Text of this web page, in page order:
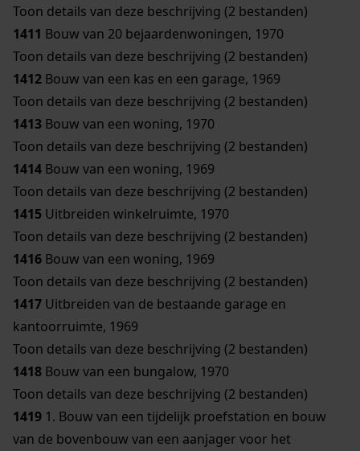
Toon details van deze beschrijving (2 bestanden)
1411 Bouw van 20 bejaardenwoningen, 1970
Toon details van deze beschrijving (2 bestanden)
1412 Bouw van een kas en een garage, 1969
Toon details van deze beschrijving (2 bestanden)
1413 Bouw van een woning, 1970
Toon details van deze beschrijving (2 bestanden)
1414 Bouw van een woning, 1969
Toon details van deze beschrijving (2 bestanden)
1415 Uitbreiden winkelruimte, 1970
Toon details van deze beschrijving (2 bestanden)
1416 Bouw van een woning, 1969
Toon details van deze beschrijving (2 bestanden)
1417 Uitbreiden van de bestaande garage en
kantoorruimte, 1969
Toon details van deze beschrijving (2 bestanden)
1418 Bouw van een bungalow, 1970
Toon details van deze beschrijving (2 bestanden)
1419 1. Bouw van een tijdelijk proefstation en bouw
van de bovenbouw van een aanjager voor het